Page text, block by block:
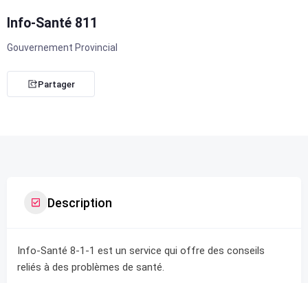
Info-Santé 811
Gouvernement Provincial
Partager
Description
Info-Santé 8-1-1 est un service qui offre des conseils
reliés à des problèmes de santé.